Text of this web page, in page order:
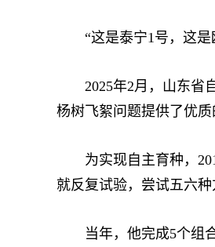
“这是泰宁1号，这是
2025年2月，山东省自
杨树飞絮问题提供了优质
为实现自主育种，
就反复试验，尝试五六种
当年，他完成5个组合